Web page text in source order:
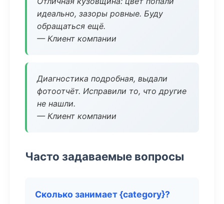
идеально, зазоры ровные. Буду
обращаться ещё.
— Клиент компании
Диагностика подробная, выдали
фотоотчёт. Исправили то, что другие
не нашли.
— Клиент компании
Часто задаваемые вопросы
Сколько занимает {category}?